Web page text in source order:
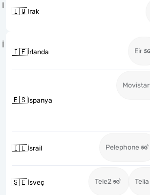
I
🇮🇶Irak
İ
🇮🇪İrlanda Eir
🇪🇸İspanya
Movistar
🇮🇱İsrail Pelephone
🇸🇪İsveç Tele2 Telia